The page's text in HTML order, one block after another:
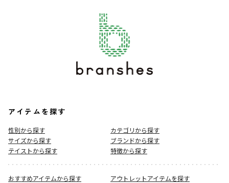
アイテムを探す
性別から探す
カテゴリから探す
サイズから探す
ブランドから探す
テイストから探す
特徴から探す
おすすめアイテムから探す
アウトレットアイテムを探す